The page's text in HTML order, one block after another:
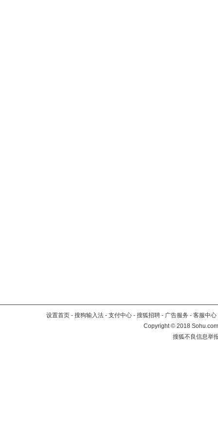
设置首页 - 搜狗输入法 - 支付中心 - 搜狐招聘 - 广告服务 - 客服中心
Copyright©2018
搜狐不良信息举